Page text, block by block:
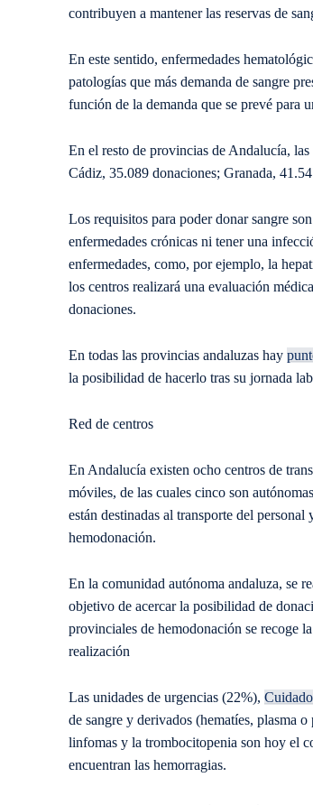
contribuyen a mantener las reservas de
En este sentido, enfermedades
patologías que más demanda de sangre
función de la demanda que se prevé para
En el resto de provincias de Andalucía,
Cádiz, 35.089 donaciones; Granada,
Los requisitos para poder donar sangre
enfermedades crónicas ni tener una
enfermedades, como, por ejemplo, la
los centros realizará una evaluación
donaciones.
En todas las provincias andaluzas hay
la posibilidad de hacerlo tras su jornada
Red de centros
En Andalucía existen ocho centros de
móviles, de las cuales cinco son
están destinadas al transporte del
hemodonación.
En la comunidad autónoma andaluza, se
objetivo de acercar la posibilidad de
provinciales de hemodonación se recoge
realización
Las unidades de urgencias (22%),
de sangre y derivados (hematíes, plasma
linfomas y la trombocitopenia son hoy el
encuentran las hemorragias.